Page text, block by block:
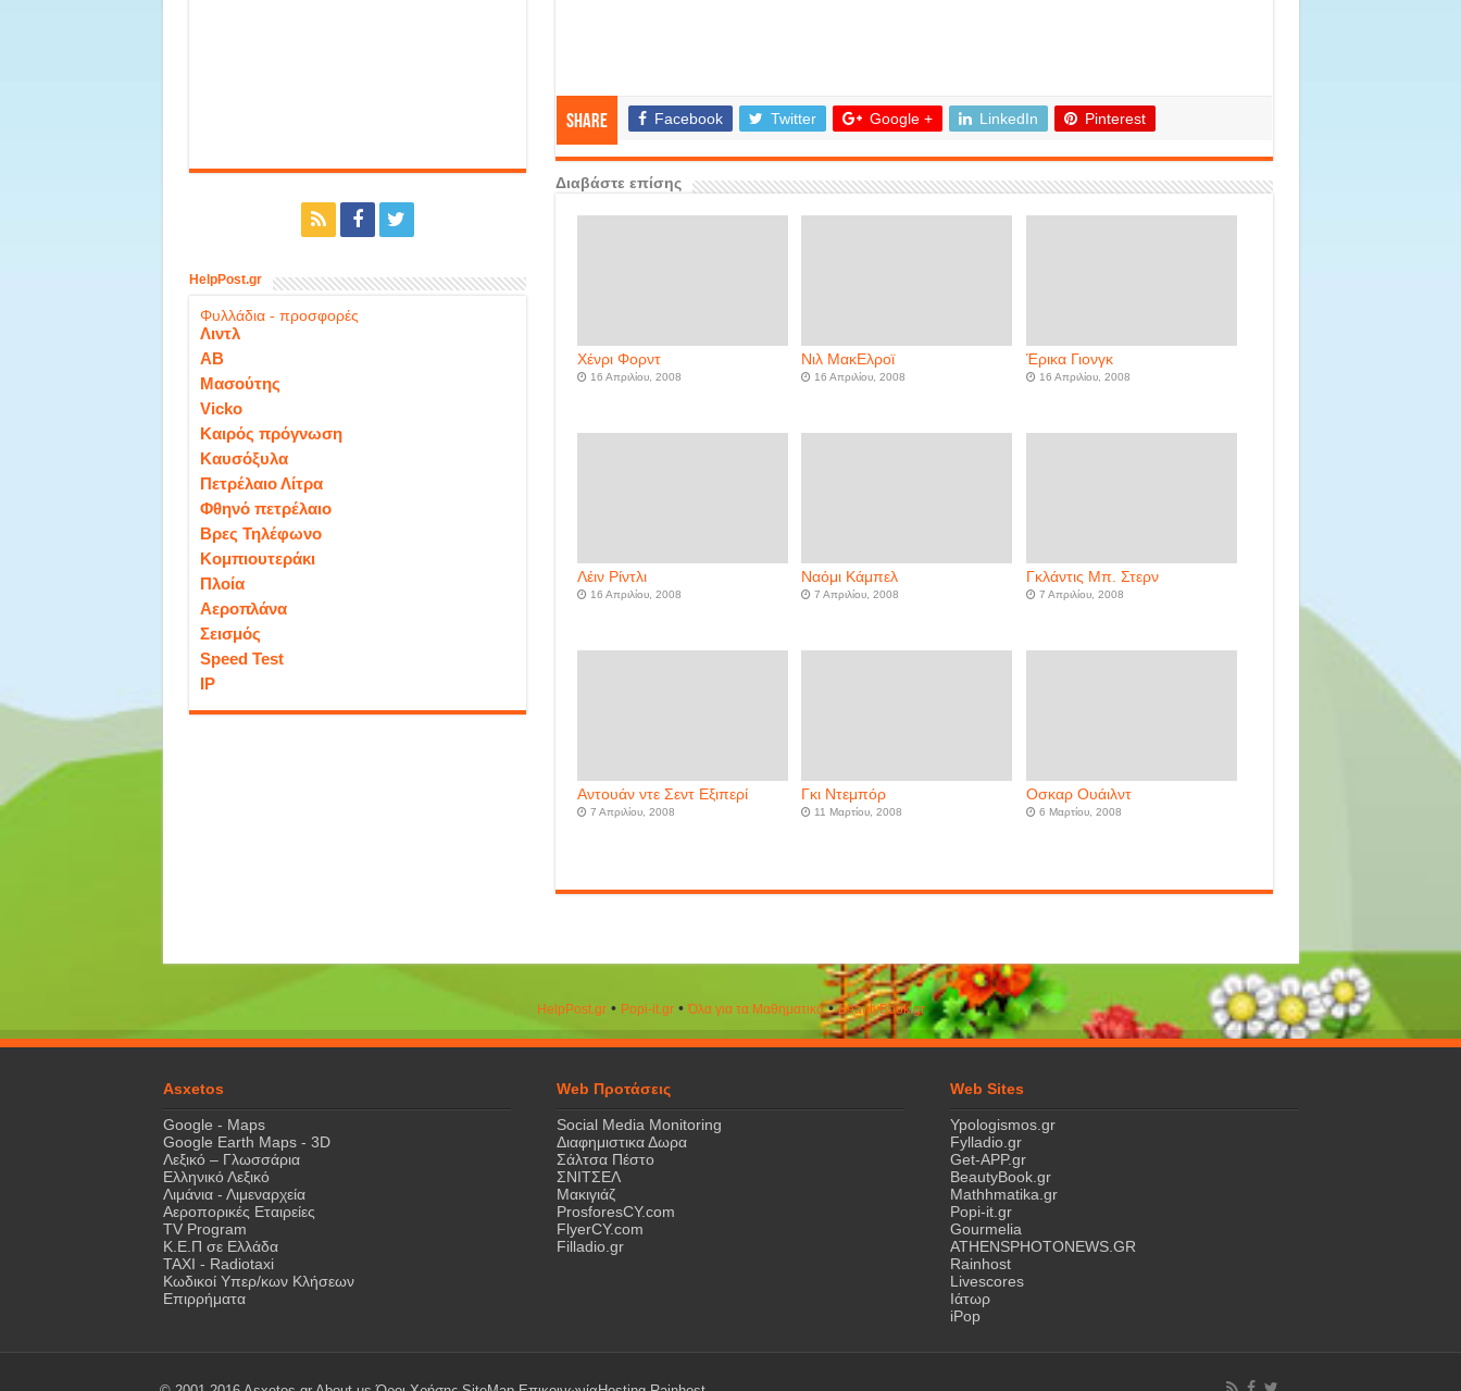
Share Facebook Twitter Google + LinkedIn Pinterest
Διαβάστε επίσης
Χένρι Φορντ
16 Απριλίου, 2008
Νιλ ΜακΕλροϊ
16 Απριλίου, 2008
Έρικα Γιονγκ
16 Απριλίου, 2008
Λέιν Ρίντλι
16 Απριλίου, 2008
Ναόμι Κάμπελ
7 Απριλίου, 2008
Γκλάντις Μπ. Στερν
7 Απριλίου, 2008
Αντουάν ντε Σεντ Εξιπερί
7 Απριλίου, 2008
Γκι Ντεμπόρ
11 Μαρτίου, 2008
Οσκαρ Ουάιλντ
6 Μαρτίου, 2008
HelpPost.gr
Φυλλάδια - προσφορές
Λιντλ
ΑΒ
Μασούτης
Vicko
Καιρός πρόγνωση
Καυσόξυλα
Πετρέλαιο Λίτρα
Φθηνό πετρέλαιο
Βρες Τηλέφωνο
Κομπιουτεράκι
Πλοία
Αεροπλάνα
Σεισμός
Speed Test
IP
HelpPost.gr• Popi-it.gr•Όλα για τα Μαθηματικά•ΒeautyΒook.gr
Asxetos
Google - Maps
Google Earth Maps - 3D
Λεξικό – Γλωσσάρια
Ελληνικό Λεξικό
Λιμάνια - Λιμεναρχεία
Αεροπορικές Εταιρείες
TV Program
Κ.Ε.Π σε Ελλάδα
ΤΑΧΙ - Radiotaxi
Κωδικοί Υπερ/κων Κλήσεων
Επιρρήματα
Web Προτάσεις
Social Media Monitoring
Διαφημιστικα Δωρα
Σάλτσα Πέστο
ΣΝΙΤΣΕΛ
Μακιγιάζ
ProsforesCY.com
FlyerCY.com
Filladio.gr
Web Sites
Ypologismos.gr
Fylladio.gr
Get-APP.gr
BeautyBook.gr
Mathhmatika.gr
Popi-it.gr
Gourmelia
ATHENSPHOTONEWS.GR
Rainhost
Livescores
Ιάτωρ
iPop